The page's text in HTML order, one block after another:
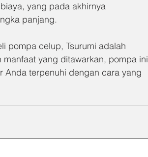
yang pada akhirnya
panjang.
pompa celup, Tsurumi adalah
yang ditawarkan, pompa ini
Anda terpenuhi dengan cara yang